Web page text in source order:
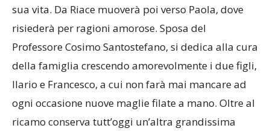
sua vita. Da Riace muoverà poi verso Paola, dove
risiederà per ragioni amorose. Sposa del
Professore Cosimo Santostefano, si dedica alla cura
della famiglia crescendo amorevolmente i due figli,
Ilario e Francesco, a cui non farà mai mancare ad
ogni occasione nuove maglie filate a mano. Oltre al
ricamo conserva tutt’oggi un’altra grandissima